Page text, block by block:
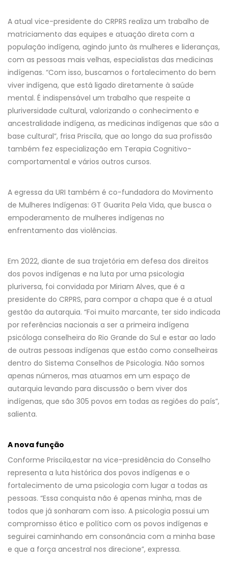
A atual vice-presidente do CRPRS realiza um trabalho de
matriciamento das equipes e atuação direta com a
população indígena, agindo junto às mulheres e lideranças,
com as pessoas mais velhas, especialistas das medicinas
indígenas. “Com isso, buscamos o fortalecimento do bem
viver indígena, que está ligado diretamente à saúde
mental. É indispensável um trabalho que respeite a
pluriversidade cultural, valorizando o conhecimento e
ancestralidade indígena, as medicinas indígenas que são a
base cultural”, frisa Priscila, que ao longo da sua profissão
também fez especialização em Terapia Cognitivo-
comportamental e vários outros cursos.
A egressa da URI também é co-fundadora do Movimento
de Mulheres Indígenas: GT Guarita Pela Vida, que busca o
empoderamento de mulheres indígenas no
enfrentamento das violências.
Em 2022, diante de sua trajetória em defesa dos direitos
dos povos indígenas e na luta por uma psicologia
pluriversa, foi convidada por Miriam Alves, que é a
presidente do CRPRS, para compor a chapa que é a atual
gestão da autarquia. “Foi muito marcante, ter sido indicada
por referências nacionais a ser a primeira indígena
psicóloga conselheira do Rio Grande do Sul e estar ao lado
de outras pessoas indígenas que estão como conselheiras
dentro do Sistema Conselhos de Psicologia. Não somos
apenas números, mas atuamos em um espaço de
autarquia levando para discussão o bem viver dos
indígenas, que são 305 povos em todas as regiões do país”,
salienta.
A nova função
Conforme Priscila,estar na vice-presidência do Conselho
representa a luta histórica dos povos indígenas e o
fortalecimento de uma psicologia com lugar a todas as
pessoas. “Essa conquista não é apenas minha, mas de
todos que já sonharam com isso. A psicologia possui um
compromisso ético e político com os povos indígenas e
seguirei caminhando em consonância com a minha base
e que a força ancestral nos direcione”, expressa.